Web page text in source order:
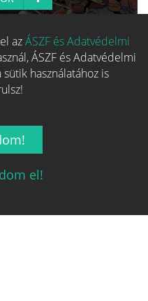
keresése
azÁSZF és Adatvédelmi
ÁSZF és Adatvédelmi
használatához is
el!